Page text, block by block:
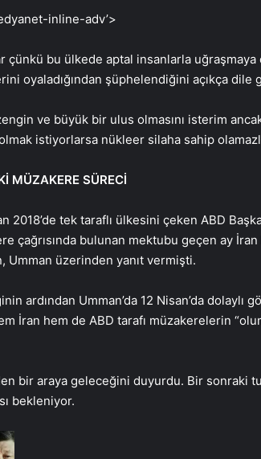
inline-adv’>
çünkü bu ülkede aptal insanlarla uğraşmaya
oyaladığından şüphelendiğini açıkça dile
ve büyük bir ulus olmasını isterim
istiyorlarsa nükleer silaha sahip
MÜZAKERE SÜRECİ
2018’de tek taraflı ülkesini çeken ABD
çağrısında bulunan mektubu geçen ay
Umman üzerinden yanıt vermişti.
ardından Umman’da 12 Nisan’da dolaylı
İran hem de ABD tarafı müzakerelerin
bir araya geleceğini duyurdu. Bir sonraki
bekleniyor.